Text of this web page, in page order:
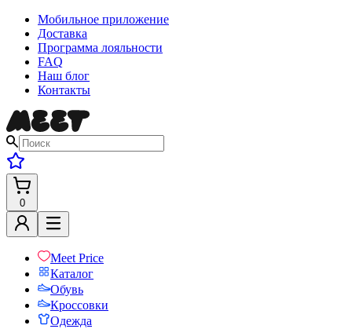
Мобильное приложение
Доставка
Программа лояльности
FAQ
Наш блог
Контакты
0
Meet Price
Каталог
Обувь
Кроссовки
Одежда